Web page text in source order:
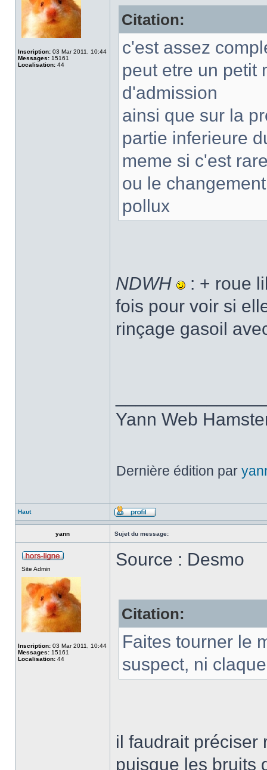
Inscription: 03 Mar 2011, 10:44
Messages: 15161
Localisation: 44
Citation:
c'est assez
peut etre un petit
d'admission
ainsi que sur la
partie inferieure
meme si c'est
ou le
pollux
NDWH
: + roue
fois pour voir si
rinçage gasoil
Yann Web
Dernière édition par
Haut
yann Sujet du message:
Site Admin
Inscription: 03 Mar 2011, 10:44
Messages: 15161
Localisation: 44
Source : Desmo
Citation:
Faites tourner le
suspect, ni
il faudrait préciser
puisque les bruits